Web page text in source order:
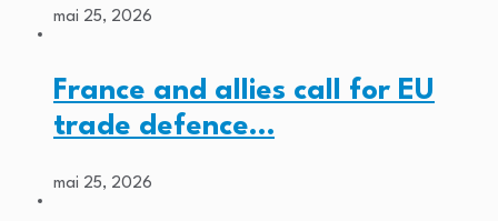
mai 25, 2026
France and allies call for EU
trade defence…
mai 25, 2026